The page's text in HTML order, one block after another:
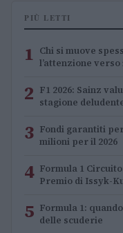
PIÙ LETTI
1 Chi si muove
l’attenzione
2 F1 2026: Sainz
stagione
3 Fondi garantiti
milioni per il 2026
4 Formula 1
Premio di Issyk-
5 Formula 1:
delle scuderie